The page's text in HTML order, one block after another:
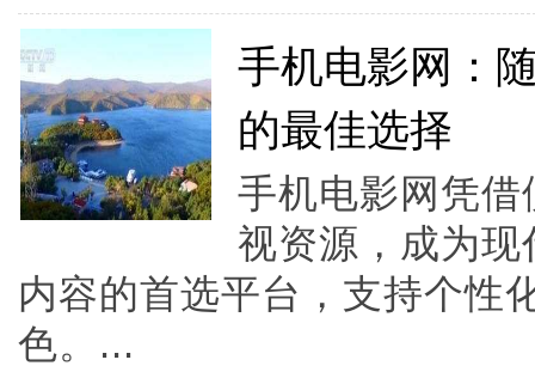
手机电影网：
的最佳选择
手机电影网凭
视资源，成为
内容的首选平台，支持个性
色。...